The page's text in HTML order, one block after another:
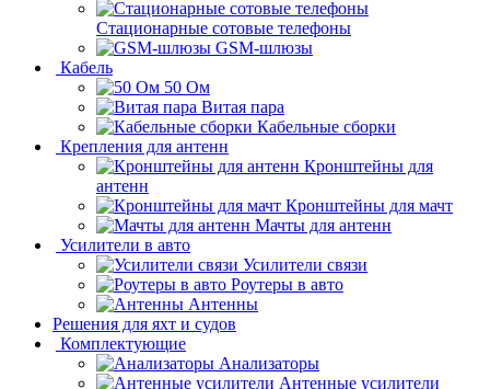
Стационарные сотовые телефоны
GSM-шлюзы
Кабель
50 Ом
Витая пара
Кабельные сборки
Крепления для антенн
Кронштейны для
антенн
Кронштейны для мачт
Мачты для антенн
Усилители в авто
Усилители связи
Роутеры в авто
Антенны
Решения для яхт и судов
Комплектующие
Анализаторы
Антенные усилители